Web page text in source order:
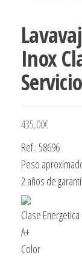
Inox
435,00€
Ref.: 58696
Peso
2 años de
Clase Energetica
A+
Color